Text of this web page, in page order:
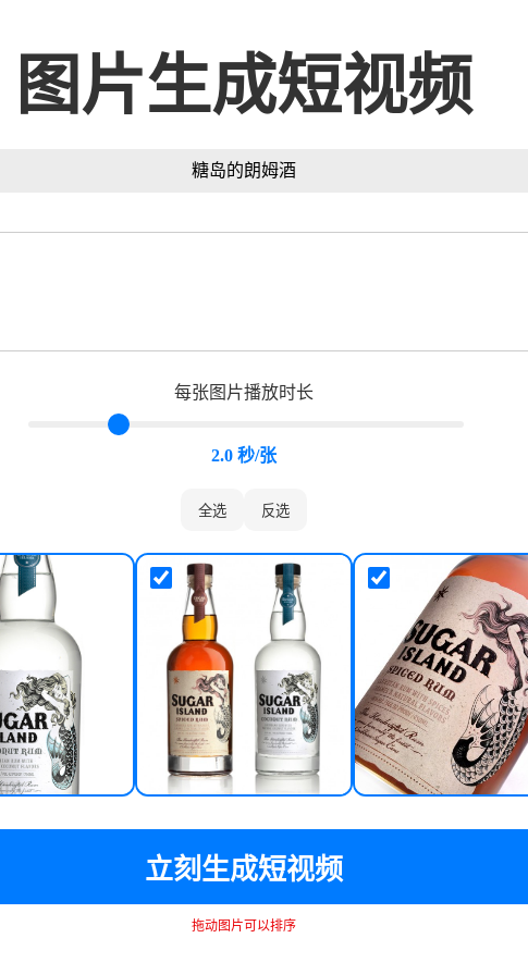
图片生成短视频
糖岛的朗姆酒
每张图片播放时长
2.0 秒/张
全选 反选
立刻生成短视频
拖动图片可以排序